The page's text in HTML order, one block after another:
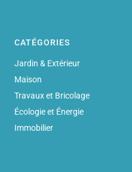
CATÉGORIES
Jardin & Extérieur
Maison
Travaux et Bricolage
Écologie et Énergie
Immobilier